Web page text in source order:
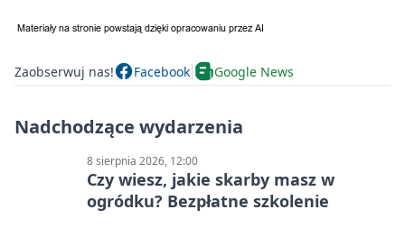
Zaobserwuj nas! Facebook Google News
Nadchodzące wydarzenia
8 sierpnia 2026, 12:00
Czy wiesz, jakie skarby masz w
ogródku? Bezpłatne szkolenie